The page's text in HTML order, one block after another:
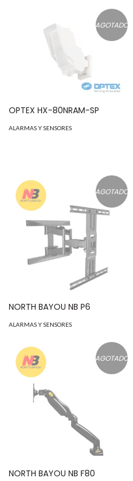
AGOTADO
OPTEX HX-80NRAM-SP
ALARMAS Y SENSORES
AGOTADO
NORTH BAYOU NB P6
ALARMAS Y SENSORES
AGOTADO
NORTH BAYOU NB F80